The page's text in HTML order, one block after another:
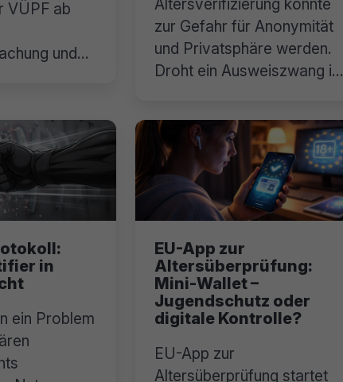
VÜPF ab
und
zur Gefahr für Anonymität
und Privatsphäre werden.
Droht ein Ausweiszwang im
in
ein Problem
EU-App zur
Altersüberprüfung:
Mini-Wallet –
Jugendschutz oder
digitale Kontrolle?
EU-App zur
Altersüberprüfung startet